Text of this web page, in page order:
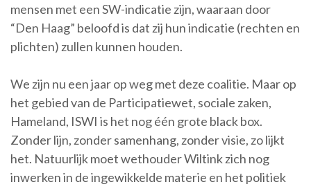
mensen met een SW-indicatie zijn, waaraan door
“Den Haag” beloofd is dat zij hun indicatie (rechten en
plichten) zullen kunnen houden.
We zijn nu een jaar op weg met deze coalitie. Maar op
het gebied van de Participatiewet, sociale zaken,
Hameland, ISWI is het nog één grote black box.
Zonder lijn, zonder samenhang, zonder visie, zo lijkt
het. Natuurlijk moet wethouder Wiltink zich nog
inwerken in de ingewikkelde materie en het politiek